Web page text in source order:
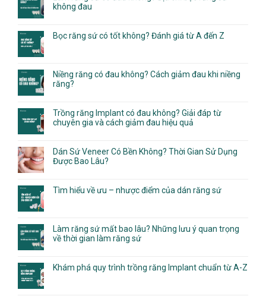
không đau
Bọc răng sứ có tốt không? Đánh giá từ A đến Z
Niềng răng có đau không? Cách giảm đau khi niềng
răng?
Trồng răng Implant có đau không? Giải đáp từ
chuyên gia và cách giảm đau hiệu quả
Dán Sứ Veneer Có Bền Không? Thời Gian Sử Dụng
Được Bao Lâu?
Tìm hiểu về ưu – nhược điểm của dán răng sứ
Làm răng sứ mất bao lâu? Những lưu ý quan trọng
về thời gian làm răng sứ
Khám phá quy trình trồng răng Implant chuẩn từ A-Z